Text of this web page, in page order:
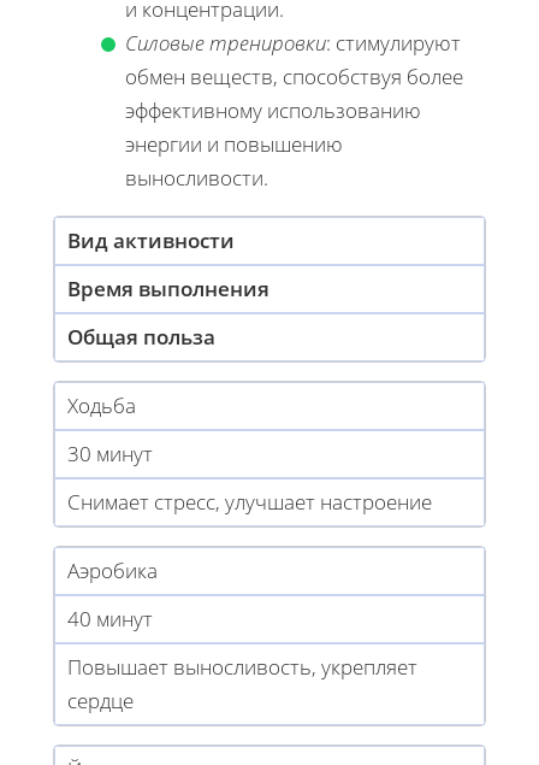
и концентрации.
Силовые тренировки: стимулируют
обмен веществ, способствуя более
эффективному использованию
энергии и повышению
выносливости.
Вид активности
Время выполнения
Общая польза
Ходьба
30 минут
Снимает стресс, улучшает настроение
Аэробика
40 минут
Повышает выносливость, укрепляет
сердце